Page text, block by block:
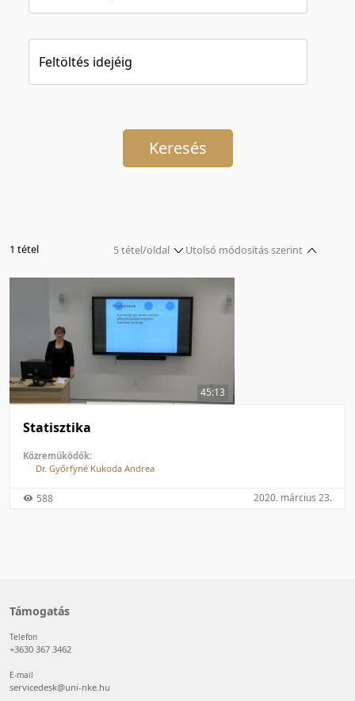
Feltöltés idejéig
Keresés
Utolsó módosítás szerint
Relevancia szerint
Kezdés/felvétel dátuma szerint
Feltöltés dátuma szerint
Feltöltés dátuma szerint
Utolsó módosítás szerint
1 tétel
5 tétel/oldal
5 tétel/oldal
10 tétel/oldal
20 tétel/oldal
50 tétel/oldal
100 tétel/oldal
45:13
Statisztika
Közreműködők:
Dr. Győrfyné Kukoda Andrea
588 2020. március 23.
Támogatás
Telefon
+3630 367 3462
E-mail
servicedesk@uni-nke.hu